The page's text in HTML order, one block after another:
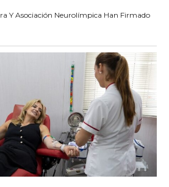
Y Asociación Neurolímpica Han Firmado